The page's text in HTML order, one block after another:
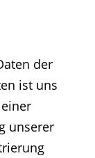
der
ist uns
unserer